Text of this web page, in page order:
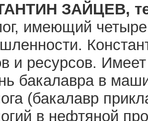
ЗАЙЦЕВ,
имеющий
и ресурсов.
бакалавра в
(бакалавр
в нефтяной